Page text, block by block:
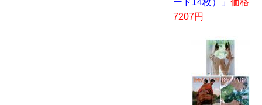
ード14枚）」 価格
7207円